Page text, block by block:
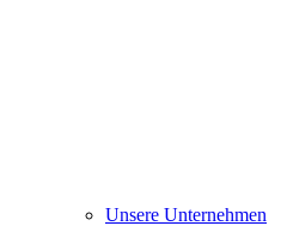
Unsere Unternehmen